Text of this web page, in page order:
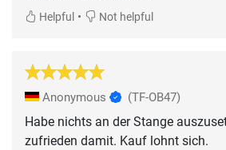
Helpful • Not helpful
Anonymous (TF-OB47)
Habe nichts an der Stange
zufrieden damit. Kauf lohnt sich.